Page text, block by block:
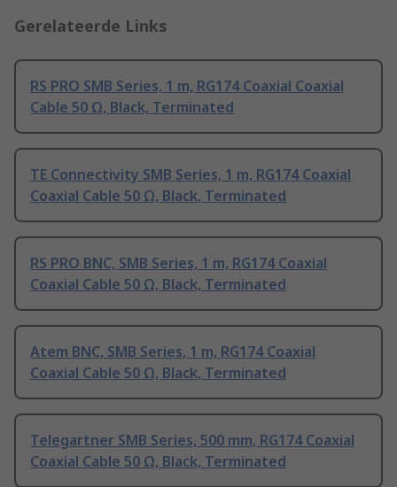
Gerelateerde Links
RS PRO SMB Series, 1 m, RG174 Coaxial Coaxial
Cable 50 Ω, Black, Terminated
TE Connectivity SMB Series, 1 m, RG174 Coaxial
Coaxial Cable 50 Ω, Black, Terminated
RS PRO BNC, SMB Series, 1 m, RG174 Coaxial
Coaxial Cable 50 Ω, Black, Terminated
Atem BNC, SMB Series, 1 m, RG174 Coaxial
Coaxial Cable 50 Ω, Black, Terminated
Telegartner SMB Series, 500 mm, RG174 Coaxial
Coaxial Cable 50 Ω, Black, Terminated